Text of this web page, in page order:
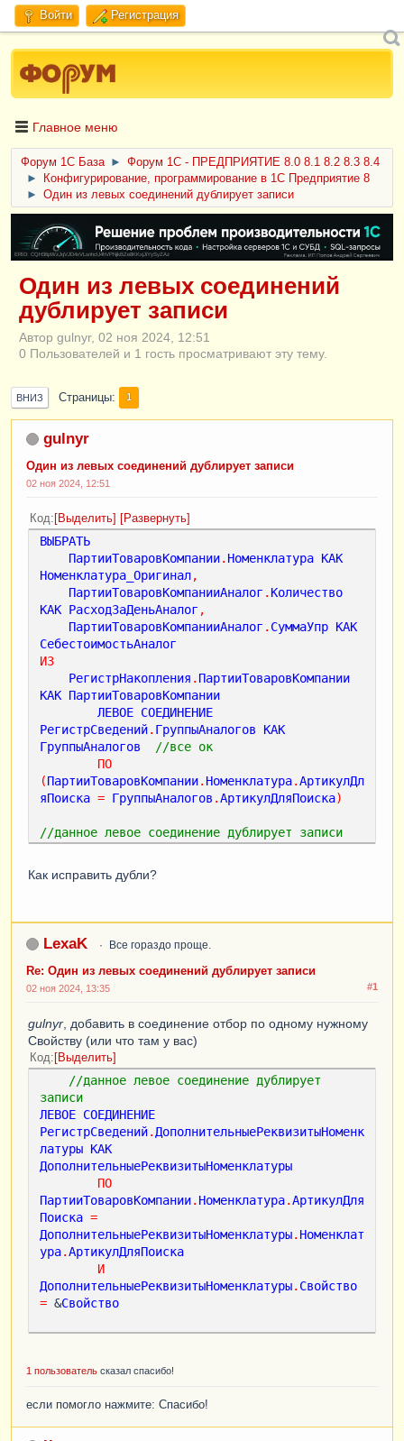
Войти Регистрация
Главное меню
Форум 1C База ►
Форум 1С - ПРЕДПРИЯТИЕ 8.0 8.1 8.2 8.3 8.4
►
Конфигурирование, программирование в 1С Предприятие 8
►
Один из левых соединений дублирует записи
ERID: CQH36pWzJqVJD4xVLsnhcU4hVPNjkBZe8KKxjJiYySyZAz
Один из левых соединений
дублирует записи
Автор gulnyr, 02 ноя 2024, 12:51
0 Пользователей и 1 гость просматривают эту тему.
ВНИЗ Страницы 1
gulnyr
Один из левых соединений дублирует записи
02 ноя 2024, 12:51
Код Выделить Развернуть
ВЫБРАТЬ
ПартииТоваровКомпании. Номенклатура КАК
Номенклатура_Оригинал,
ПартииТоваровКомпанииАналог . Количество
КАК РасходЗаДеньАналог ,
ПартииТоваровКомпанииАналог . СуммаУпр КАК
СебестоимостьАналог
ИЗ
РегистрНакопления . ПартииТоваровКомпании
КАК ПартииТоваровКомпании
ЛЕВОЕ СОЕДИНЕНИЕ
РегистрСведений. ГруппыАналогов
КАК
ГруппыАналогов
//все ок
ПО
(ПартииТоваровКомпании. Номенклатура.АртикулДл
яПоиска = ГруппыАналогов .АртикулДляПоиска)
латуры КАК
ПартииТоваровКомпании
Поиска
ДополнительныеРеквизитыНоменклатуры.Номенклат
ура.АртикулДляПоиска
ПартииТоваровКомпании.Период МЕЖДУ
&НачалоПериода И КОНЕЦПЕРИОДА
ДЕНЬ)
И ПартииТоваровКомпании.ХозОперация =
ЗНАЧЕНИЕ(Справочник .ХозОперации. ПеремещениеТо
варовВПроизводство
Как исправить дубли?
LexaK Все гораздо проще.
Re: Один из левых соединений дублирует записи
#1
02 ноя 2024, 13:35
gulnyr , добавить в соединение отбор по одному нужному
Свойству (или что там у вас)
Код Выделить
//данное левое соединение дублирует
записи
ЛЕВОЕ СОЕДИНЕНИЕ
РегистрСведений. ДополнительныеРеквизитыНоменк
латуры КАК
ДополнительныеРеквизитыНоменклатуры
ПО
ПартииТоваровКомпании. Номенклатура.АртикулДля
Поиска =
ДополнительныеРеквизитыНоменклатуры. Номенклат
ура.АртикулДляПоиска
И
ДополнительныеРеквизитыНоменклатуры. Свойство
= &Свойство
1 пользователь сказал спасибо!
если помогло нажмите: Спасибо!